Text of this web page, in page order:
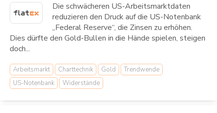
Die schwächeren US-Arbeitsmarktdaten
reduzieren den Druck auf die US-Notenbank
„Federal Reserve“, die Zinsen zu erhöhen.
Dies dürfte den Gold-Bullen in die Hände spielen, steigen
doch...
Arbeitsmarkt Charttechnik Gold
Trendwende
US-Notenbank
Widerstände